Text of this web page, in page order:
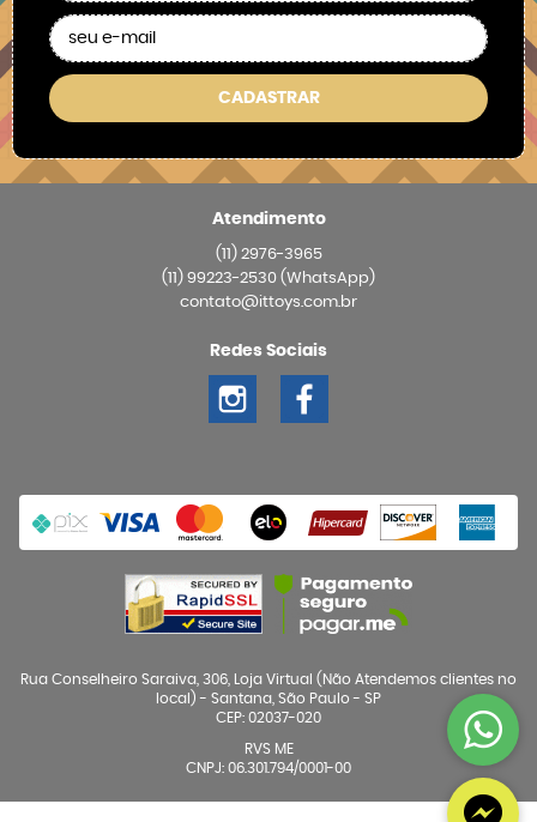
CADASTRAR
Atendimento
(11)2976-3965
(11) 99223-2530 (WhatsApp)
contato@ittoys.com.br
Redes Sociais
Rua Conselheiro Saraiva, 306, Loja Virtual (Não Atendemos clientes no
local) - Santana, São Paulo - SP
CEP: 02037-020
RVS ME
CNPJ: 06.301.794/0001-00